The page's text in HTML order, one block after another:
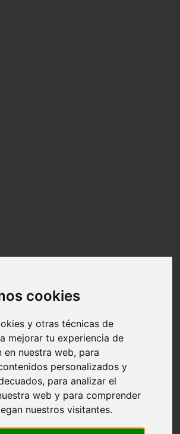
cookies
y otras técnicas de
mejorar tu experiencia de
en nuestra web, para
personalizados y
para analizar el
web y para comprender
nuestros visitantes.
de-alarcón
de-santa-maría